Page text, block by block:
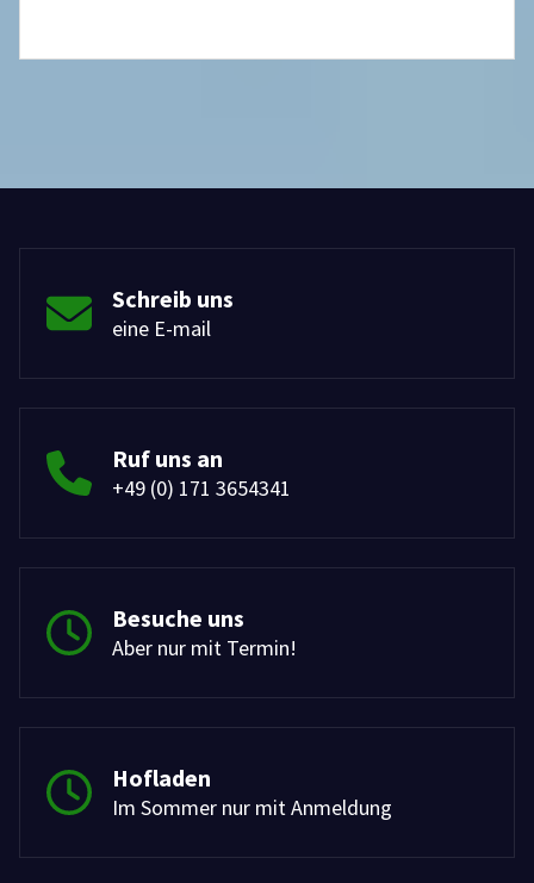
Schreib uns
eine E-mail
Ruf uns an
+49 (0) 171 3654341
Besuche uns
Aber nur mit Termin!
Hofladen
Im Sommer nur mit Anmeldung